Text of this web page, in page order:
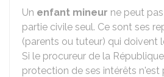
Un enfant mineur ne peut
partie civile seul. Ce sont ses
(parents ou tuteur) qui doivent
Si le procureur de la
protection de ses intérêts n'est